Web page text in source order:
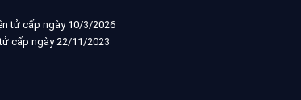
tử cấp ngày 10/3/2026
cấp ngày 22/11/2023